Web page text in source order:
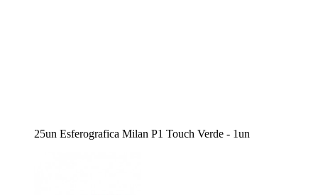
25un Esferografica Milan P1 Touch Verde - 1un